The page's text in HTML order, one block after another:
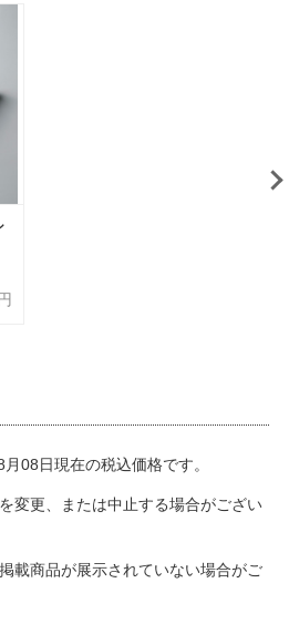
円
08日現在の税込価格です。
変更、または中止する場合がござい
載商品が展示されていない場合がご